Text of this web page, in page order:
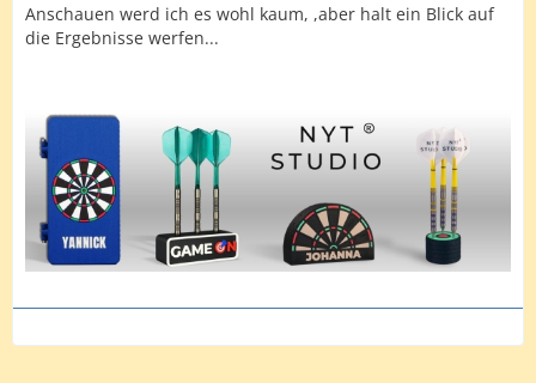
Anschauen werd ich es wohl kaum, ,aber halt ein Blick auf
die Ergebnisse werfen...